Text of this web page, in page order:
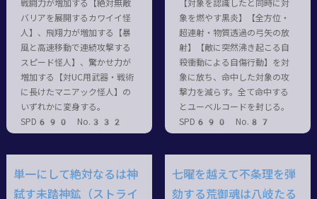
戦闘力が増加する【絶対無敵
バリアを展開するカワイイ怪
人】、飛翔力が増加する【暴
風と高速移動で連続攻撃する
スピード怪人】、驚かせ力が
増加する【対UC用武器・戦術
に長けたマニアック怪人】の
いずれかに変身する。
SPD690 No.332
【対象を認識したと同時に対
象を燃やす黒炎】【全方位・
超連射・物質透過の弓矢の放
射】【敵に突然沸き起こる自
殺衝動による自傷行動】を対
象に放ち、命中した対象の攻
撃力を減らす。全て命中する
とユーベルコードを封じる。
SPD690 No.87
単一にして絶対なるは神
弑す未踏神鉱（ストライ
七曜を越えて不条理を弾
劾する荒御魂は八岐たる